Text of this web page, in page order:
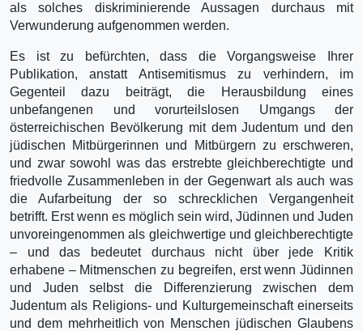
als solches diskriminierende Aussagen durchaus mit
Verwunderung aufgenommen werden.
Es ist zu befürchten, dass die Vorgangsweise Ihrer
Publikation, anstatt Antisemitismus zu verhindern, im
Gegenteil dazu beiträgt, die Herausbildung eines
unbefangenen und vorurteilslosen Umgangs der
österreichischen Bevölkerung mit dem Judentum und den
jüdischen Mitbürgerinnen und Mitbürgern zu erschweren,
und zwar sowohl was das erstrebte gleichberechtigte und
friedvolle Zusammenleben in der Gegenwart als auch was
die Aufarbeitung der so schrecklichen Vergangenheit
betrifft. Erst wenn es möglich sein wird, Jüdinnen und Juden
unvoreingenommen als gleichwertige und gleichberechtigte
– und das bedeutet durchaus nicht über jede Kritik
erhabene – Mitmenschen zu begreifen, erst wenn Jüdinnen
und Juden selbst die Differenzierung zwischen dem
Judentum als Religions- und Kulturgemeinschaft einerseits
und dem mehrheitlich von Menschen jüdischen Glaubens